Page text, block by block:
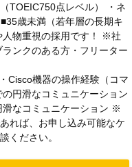
TOEIC750点レベル） ・ネ
歳未満（若年層の長期キ
人物重視の採用です！ ※社
ンクのある方・フリーター
Cisco機器の操作経験（コマ
円滑なコミュニケーション
滑なコミュニケーション ※
れば、お申し込み可能なケ
ください。